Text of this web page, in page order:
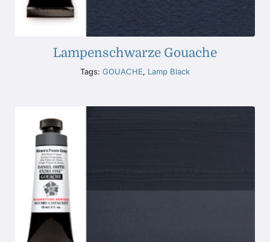
Lampenschwarze Gouache
Tags: GOUACHE, Lamp Black